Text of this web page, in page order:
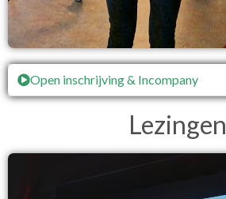
Open inschrijving & Incompany
Lezingen